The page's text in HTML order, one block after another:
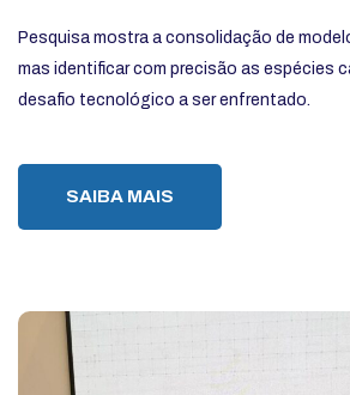
Pesquisa mostra a consolidação de
mas identificar com precisão as espécies
desafio tecnológico a ser enfrentado.
SAIBA MAIS